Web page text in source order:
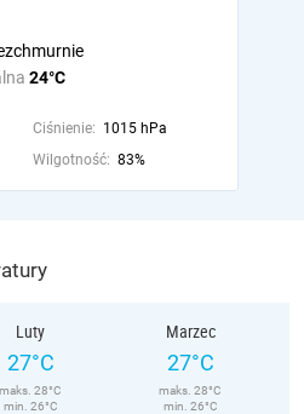
24°C
Ciśnienie: 1015 hPa
Wilgotność: 83%
Luty
27°C
maks. 28°C
min. 26°C
Marzec
27°C
maks. 28°C
min. 26°C